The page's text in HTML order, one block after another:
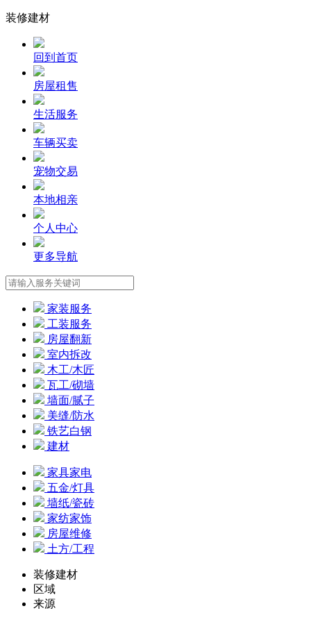
装修建材
回到首页
房屋租售
生活服务
车辆买卖
宠物交易
本地相亲
个人中心
更多导航
家装服务
工装服务
房屋翻新
室内拆改
木工/木匠
瓦工/砌墙
墙面/腻子
美缝/防水
铁艺白钢
建材
家具家电
五金/灯具
墙纸/瓷砖
家纺家饰
房屋维修
土方/工程
装修建材
区域
来源